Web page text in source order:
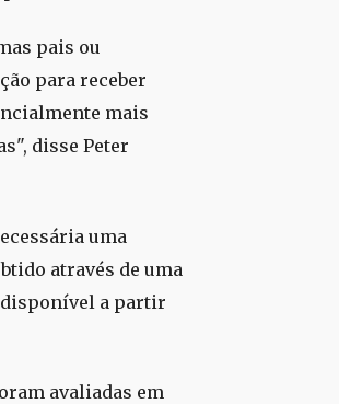
pais ou
para receber
mais
disse Peter
uma
através de uma
disponível a partir
avaliadas em